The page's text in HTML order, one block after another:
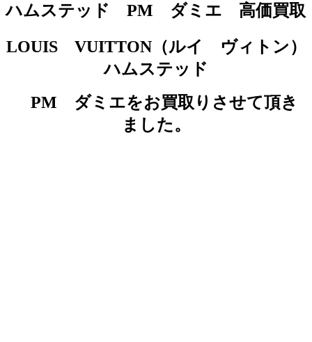
ハムステッド PM ダミエ 高価買取
LOUIS VUITTON（ルイ ヴィトン）
ハムステッド
PM ダミエをお買取りさせて頂き
ました。